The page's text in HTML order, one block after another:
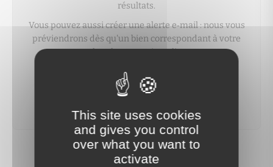
résultats.
Vous pouvez aussi créer une alerte e‑mail : nous vous
préviendrons dès qu'un bien correspondant à votre
recherche sera mis en ligne.
créer une alerte
This site uses cookies
and gives you control
over what you want to
activate